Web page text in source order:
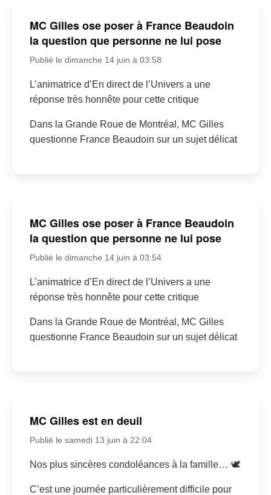
MC Gilles ose poser à France Beaudoin
la question que personne ne lui pose
Publié le dimanche 14 juin à 03:58
L’animatrice d’En direct de l’Univers a une
réponse très honnête pour cette critique
Dans la Grande Roue de Montréal, MC Gilles
questionne France Beaudoin sur un sujet délicat
MC Gilles ose poser à France Beaudoin
la question que personne ne lui pose
Publié le dimanche 14 juin à 03:54
L’animatrice d’En direct de l’Univers a une
réponse très honnête pour cette critique
Dans la Grande Roue de Montréal, MC Gilles
questionne France Beaudoin sur un sujet délicat
MC Gilles est en deuil
Publié le samedi 13 juin à 22:04
Nos plus sincères condoléances à la famille… 🕊
C’est une journée particulièrement difficile pour